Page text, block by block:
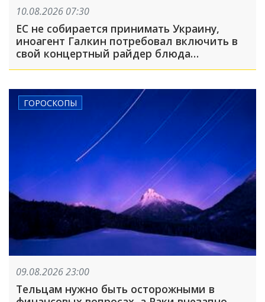
10.08.2026 07:30
ЕС не собирается принимать Украину,
иноагент Галкин потребовал включить в
свой концертный райдер блюда
ГОРОСКОПЫ
09.08.2026 23:00
Тельцам нужно быть осторожными в